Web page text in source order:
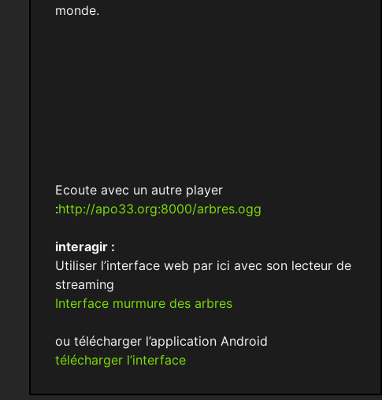
monde.
Ecoute avec un autre player
:http://apo33.org:8000/arbres.ogg
interagir :
Utiliser l’interface web par ici avec son lecteur de
streaming
Interface murmure des arbres
ou télécharger l’application Android
télécharger l’interface